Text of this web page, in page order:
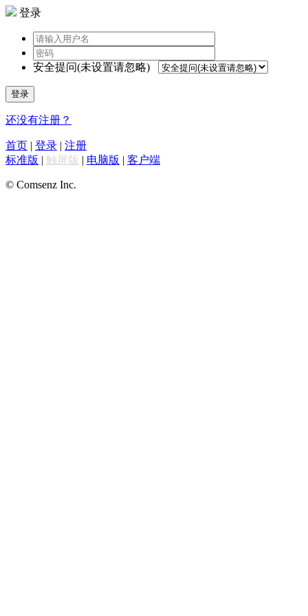
登录
安全提问(未设置请忽略)
登录
还没有注册？
首页 | 登录 | 注册
标准版 | 触屏版 | 电脑版 | 客户端
© Comsenz Inc.